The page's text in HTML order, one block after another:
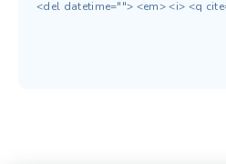
<del datetime=""> <em> <i> <q